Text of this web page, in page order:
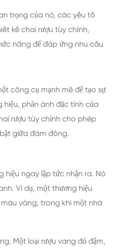
trọng của nó, các yếu tố
kế chai rượu tùy chỉnh,
năng để đáp ứng nhu cầu
công cụ mạnh mẽ để tạo sự
phản ánh đặc tính của
rượu tùy chỉnh cho phép
giữa đám đông.
ngay lập tức nhận ra. Nó
Ví dụ, một thương hiệu
vàng, trong khi một nhà
Một loại rượu vang đỏ đậm,